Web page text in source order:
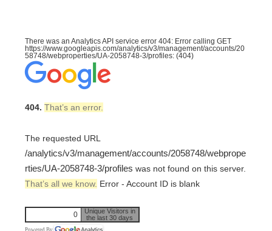
There was an Analytics API service error 404: Error calling GET
https://www.googleapis.com/analytics/v3/management/accounts/20
58748/webproperties/UA-2058748-3/profiles: (404)
404. That’s an error.
The requested URL
/analytics/v3/management/accounts/2058748/webprope
rties/UA-2058748-3/profiles was not found on this server.
That’s all we know. Error - Account ID is blank
0
Unique Visitors in
the last 30 days